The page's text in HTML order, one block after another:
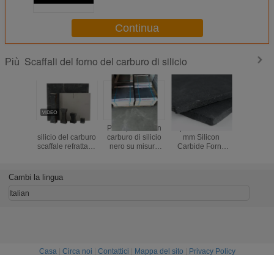
Continua
Più Scaffali del forno del carburo di silicio
silicio del carburo
scaffale refrattario
la mobilia del
Piani per forni in
carburo di silicio
nero su misura
Spessore 10-30
mm Silicon
Carbide Forno
Cambi la lingua
Italian
Casa| Circa noi Contattici Mappa del sito Privacy Policy